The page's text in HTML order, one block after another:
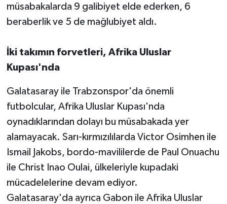
müsabakalarda 9 galibiyet elde ederken, 6
beraberlik ve 5 de mağlubiyet aldı.
İki takımın forvetleri, Afrika Uluslar
Kupası'nda
Galatasaray ile Trabzonspor'da önemli
futbolcular, Afrika Uluslar Kupası'nda
oynadıklarından dolayı bu müsabakada yer
alamayacak. Sarı-kırmızılılarda Victor Osimhen ile
Ismail Jakobs, bordo-mavililerde de Paul Onuachu
ile Christ Inao Oulai, ülkeleriyle kupadaki
mücadelelerine devam ediyor.
Galatasaray'da ayrıca Gabon ile Afrika Uluslar